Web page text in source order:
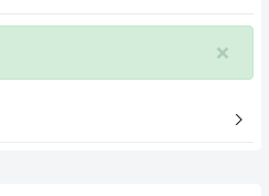
×